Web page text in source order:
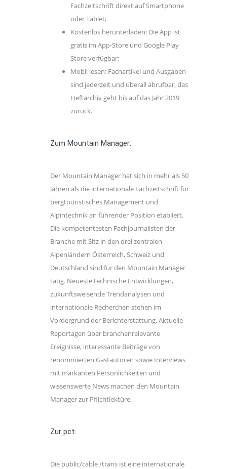
Fachzeitschrift direkt auf Smartphone
oder Tablet;
Kostenlos herunterladen: Die App ist
gratis im App-Store und Google Play
Store verfügbar;
Mobil lesen: Fachartikel und Ausgaben
sind jederzeit und überall abrufbar, das
Heftarchiv geht bis auf das Jahr 2019
zurück.
Zum Mountain Manager:
Der Mountain Manager hat sich in mehr als 50
Jahren als die internationale Fachzeitschrift für
bergtouristisches Management und
Alpintechnik an führender Position etabliert.
Die kompetentesten Fachjournalisten der
Branche mit Sitz in den drei zentralen
Alpenländern Österreich, Schweiz und
Deutschland sind für den Mountain Manager
tätig. Neueste technische Entwicklungen,
zukunftsweisende Trendanalysen und
internationale Recherchen stehen im
Vordergrund der Berichterstattung. Aktuelle
Reportagen über branchenrelevante
Ereignisse, interessante Beiträge von
renommierten Gastautoren sowie Interviews
mit markanten Persönlichkeiten und
wissenswerte News machen den Mountain
Manager zur Pflichtlektüre.
Zur pct:
Die public/cable /trans ist eine internationale